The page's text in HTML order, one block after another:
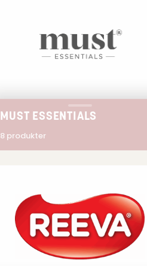
MUST ESSENTIALS
8 produkter